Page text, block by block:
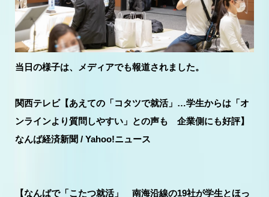
当日の様子は、メディアでも報道されました。
関西テレビ【あえての「コタツで就活」…学生からは「オ
ンラインより質問しやすい」との声も 企業側にも好評】
なんば経済新聞 / Yahoo!ニュース
【なんばで「こたつ就活」 南海沿線の19社が学生とほっ